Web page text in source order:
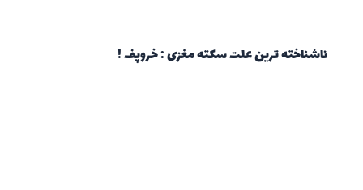
ناشناخته ترین علت سکته مغزی : خروپف !